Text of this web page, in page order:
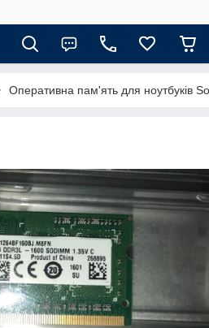
Оперативна пам'ять для ноутбуків